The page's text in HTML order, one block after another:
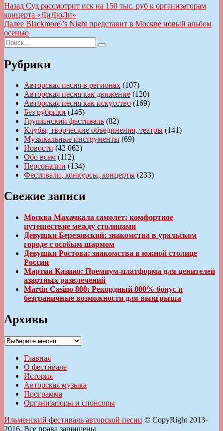
Навигация
по
записям
Назад Предыдущая
запись:
Суд рассмотрит иск на 150 тыс. руб к организаторам
концерта «ДиДюЛи»
Далее Следующая
запись:
Blackmore\’s Night представит в Москве новый альбом
осенью
Искать:
Поиск
Рубрики
Авторская песня в регионах (107)
Авторская песня как движение (120)
Авторская песня как искусство (169)
Без рубрики (145)
Грушинский фестиваль (82)
Клубы, творческие объединения, театры (141)
Музыкальные инструменты (69)
Новости (42 062)
Обо всем (112)
Персоналии (134)
Фестивали, конкурсы, концерты (233)
Свежие записи
Москва Махачкала самолет: комфортное
путешествие между столицами
Девушки Березовский: знакомства в уральском
городе с особым шармом
Девушки Ростова: знакомства в южной столице
России
Мартин Казино: Премиум-платформа для ценителей
азартных развлечений
Martin Casino 800: Рекордный 800% бонус и
безграничные возможности для выигрыша
Архивы
Архивы
Главная
О фестивале
История
Авторская музыка
Программа
Организаторы и спонсоры
Ильменский фестиваль авторской песни © CopyRight 2013-
2016. Все права защищены